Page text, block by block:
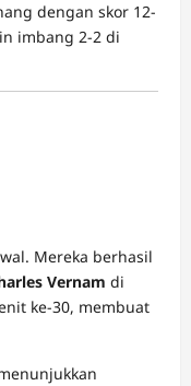
dengan skor 12-
imbang 2-2 di
Mereka berhasil
Vernam di
ke-30, membuat